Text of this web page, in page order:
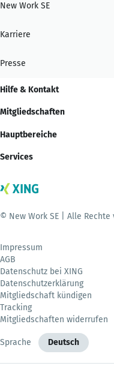
New Work SE
Karriere
Presse
Hilfe & Kontakt
Mitgliedschaften
Hauptbereiche
Services
© New Work SE | Alle
Impressum
AGB
Datenschutz bei XING
Datenschutzerklärung
Mitgliedschaft kündigen
Tracking
Mitgliedschaften widerrufen
Sprache Deutsch